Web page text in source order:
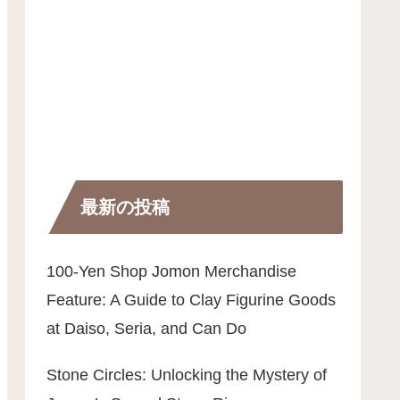
最新の投稿
100-Yen Shop Jomon Merchandise
Feature: A Guide to Clay Figurine Goods
at Daiso, Seria, and Can Do
Stone Circles: Unlocking the Mystery of